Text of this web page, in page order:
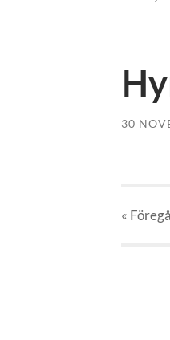
30
«